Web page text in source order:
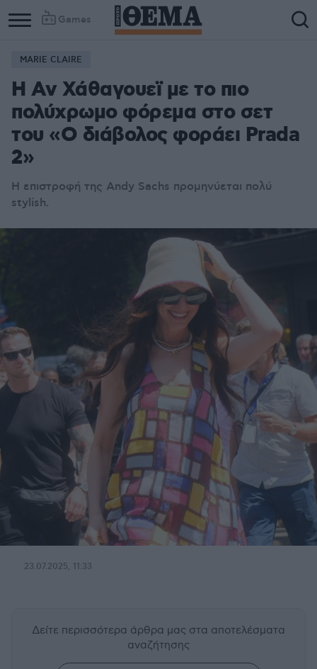
Games
MARIE CLAIRE
H Αν Χάθαγουεϊ με το πιο
πολύχρωμο φόρεμα στο σετ
του «Ο διάβολος φοράει Prada
2»
Η επιστροφή της Andy Sachs προμηνύεται πολύ
stylish.
23.07.2025, 11:33
Δείτε περισσότερα άρθρα μας στα αποτελέσματα
αναζήτησης